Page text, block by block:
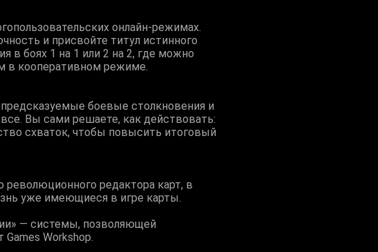
онлайн-режимах.
и присвойте титул истинного
в боях 1 на 1 или 2 на 2, где можно
в кооперативном режиме.
боевые столкновения и
Вы сами решаете, как действовать:
схваток, чтобы повысить итоговый
редактора карт, в
уже имеющиеся в игре карты.
— системы, позволяющей
Workshop.